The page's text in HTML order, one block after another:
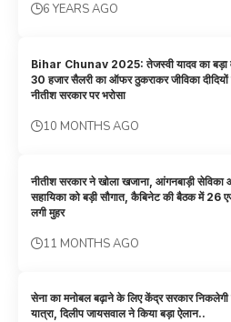
6 YEARS AGO
Bihar Chunav 2025: तेजस्वी यादव का बड़ा
30 हजार सैलरी का ऑफर ठुकराकर जीविका दीदियों
नीतीश सरकार पर भरोसा
10 MONTHS AGO
नीतीश सरकार ने खोला खजाना, आंगनबाड़ी सेविका
सहायिका को बड़ी सौगात, कैबिनेट की बैठक में 26
लगी मुहर
11 MONTHS AGO
सेना का मनोबल बढ़ाने के लिए केंद्र सरकार निकलेगी
यात्रा, दिलीप जायसवाल ने किया बड़ा ऐलान..